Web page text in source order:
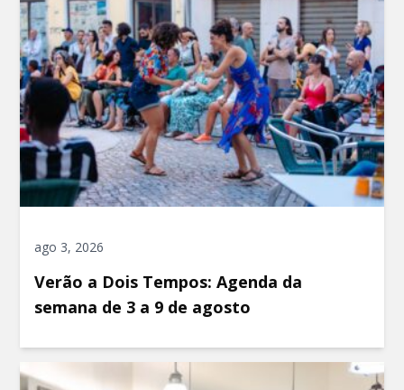
ago 3, 2026
Verão a Dois Tempos: Agenda da
semana de 3 a 9 de agosto